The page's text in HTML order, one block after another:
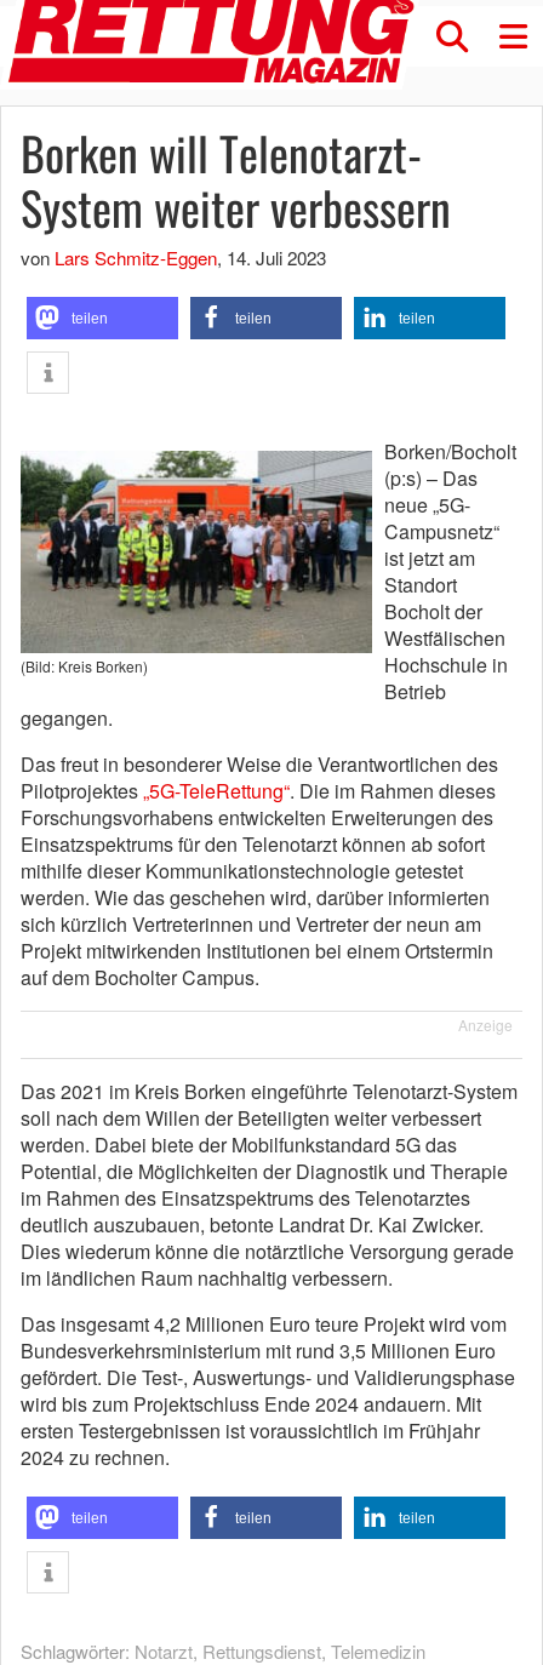
Borken will Telenotarzt-
System weiter verbessern
von Lars Schmitz-Eggen, 14. Juli 2023
teilen teilen teilen
(Bild: Kreis Borken)
Borken/Bocholt
(p:s) – Das
neue „5G-
Campusnetz“
ist jetzt am
Standort
Bocholt der
Westfälischen
Hochschule in
Betrieb
gegangen.
Das freut in besonderer Weise die Verantwortlichen des
Pilotprojektes„5G-TeleRettung“. Die im Rahmen dieses
Forschungsvorhabens entwickelten Erweiterungen des
Einsatzspektrums für den Telenotarzt können ab sofort
mithilfe dieser Kommunikationstechnologie getestet
werden. Wie das geschehen wird, darüber informierten
sich kürzlich Vertreterinnen und Vertreter der neun am
Projekt mitwirkenden Institutionen bei einem Ortstermin
auf dem Bocholter Campus.
Anzeige
Das 2021 im Kreis Borken eingeführte Telenotarzt-System
soll nach dem Willen der Beteiligten weiter verbessert
werden. Dabei biete der Mobilfunkstandard 5G das
Potential, die Möglichkeiten der Diagnostik und Therapie
im Rahmen des Einsatzspektrums des Telenotarztes
deutlich auszubauen, betonte Landrat Dr. Kai Zwicker.
Dies wiederum könne die notärztliche Versorgung gerade
im ländlichen Raum nachhaltig verbessern.
Das insgesamt 4,2 Millionen Euro teure Projekt wird vom
Bundesverkehrsministerium mit rund 3,5 Millionen Euro
gefördert. Die Test-, Auswertungs- und Validierungsphase
wird bis zum Projektschluss Ende 2024 andauern. Mit
ersten Testergebnissen ist voraussichtlich im Frühjahr
2024 zu rechnen.
teilen teilen teilen
Schlagwörter: Notarzt, Rettungsdienst, Telemedizin